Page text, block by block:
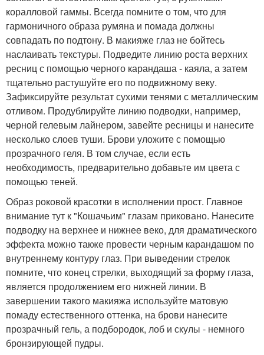
коралловой гаммы. Всегда помните о том, что для
гармоничного образа румяна и помада должны
совпадать по подтону. В макияже глаз не бойтесь
наслаивать текстуры. Подведите линию роста верхних
ресниц с помощью черного карандаша - каяла, а затем
тщательно растушуйте его по подвижному веку.
Зафиксируйте результат сухими тенями с металлическим
отливом. Продублируйте линию подводки, например,
черной гелевым лайнером, завейте ресницы и нанесите
несколько слоев туши. Брови уложите с помощью
прозрачного геля. В том случае, если есть
необходимость, предварительно добавьте им цвета с
помощью теней.
Образ роковой красотки в исполнении прост. Главное
внимание тут к "Кошачьим" глазам приковано. Нанесите
подводку на верхнее и нижнее веко, для драматического
эффекта можно также провести черным карандашом по
внутреннему контуру глаз. При выведении стрелок
помните, что конец стрелки, выходящий за форму глаза,
является продолжением его нижней линии. В
завершении такого макияжа используйте матовую
помаду естественного оттенка, на брови нанесите
прозрачный гель, а подбородок, лоб и скулы - немного
бронзирующей пудры.